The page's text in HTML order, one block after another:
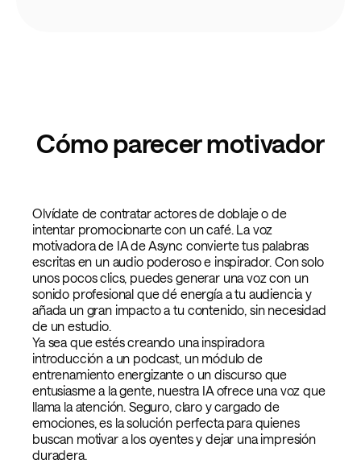
Cómo parecer motivador
Olvídate de contratar actores de doblaje o de
intentar promocionarte con un café. La voz
motivadora de IA de Async convierte tus palabras
escritas en un audio poderoso e inspirador. Con solo
unos pocos clics, puedes generar una voz con un
sonido profesional que dé energía a tu audiencia y
añada un gran impacto a tu contenido, sin necesidad
de un estudio.
Ya sea que estés creando una inspiradora
introducción a un podcast, un módulo de
entrenamiento energizante o un discurso que
entusiasme a la gente, nuestra IA ofrece una voz que
llama la atención. Seguro, claro y cargado de
emociones, es la solución perfecta para quienes
buscan motivar a los oyentes y dejar una impresión
duradera.